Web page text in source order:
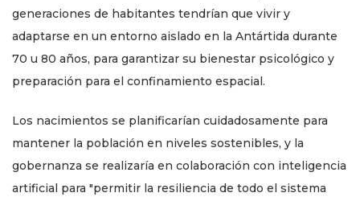
generaciones de habitantes tendrían que vivir y
adaptarse en un entorno aislado en la Antártida durante
70 u 80 años, para garantizar su bienestar psicológico y
preparación para el confinamiento espacial.
Los nacimientos se planificarían cuidadosamente para
mantener la población en niveles sostenibles, y la
gobernanza se realizaría en colaboración con inteligencia
artificial para "permitir la resiliencia de todo el sistema